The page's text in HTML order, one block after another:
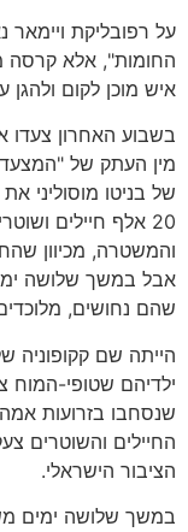
על רפובליקת
החומות", אלא
איש מוכן לקום ולהגן
בשבוע האחרון צעדו
מין העתק של
של בניטו מוסוליני
20 אלף חיילים
והמשטרה, מכיוון
אבל במשך שלושה
שהם נחושים,
הייתה שם קקופוניה
ילדיהם שטופי-המוח
שנסחבו בזרועות
החיילים והשוטרים
הציבור הישראלי.
במשך שלושה ימים